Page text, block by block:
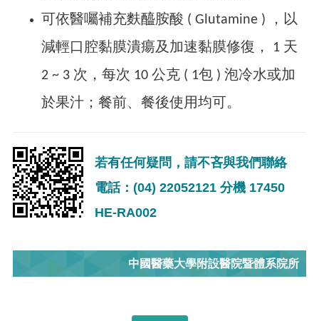
可依醫囑補充麩醯胺酸 ( Glutamine ) ，以
減輕口腔黏膜潰瘍及加速黏膜修復， 1 天
2 ~ 3 次，每次 10 公克 ( 1包 ) 泡冷水或加
於果汁；餐前、餐後使用均可。
若有任何疑問，請不吝與我們聯絡
電話：(04) 22052121 分機 17450
HE-RA002
中國醫藥大學附設醫院暨體系院所